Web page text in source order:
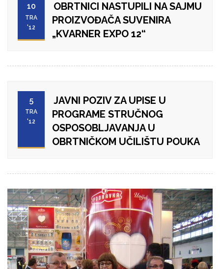
10
TRA
'12
OBRTNICI NASTUPILI NA SAJMU
PROIZVOĐAČA SUVENIRA
„KVARNER EXPO 12“
5
TRA
'12
JAVNI POZIV ZA UPISE U
PROGRAME STRUČNOG
OSPOSOBLJAVANJA U
OBRTNIČKOM UČILIŠTU POUKA